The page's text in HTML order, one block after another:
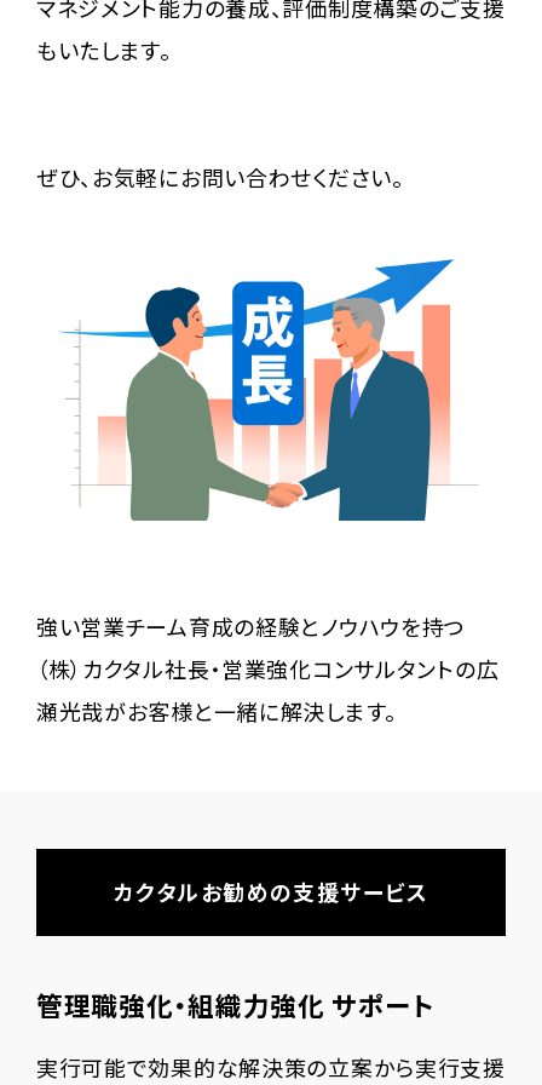
マネジメント能力の養成、評価制度構築のご支援
もいたします。
ぜひ、お気軽にお問い合わせください。
強い営業チーム育成の経験とノウハウを持つ
（株）カクタル社長・営業強化コンサルタントの広
瀬光哉がお客様と一緒に解決します。
カクタルお勧めの支援サービス
管理職強化・組織力強化 サポート
実行可能で効果的な解決策の立案から実行支援
ひろせ みつや
プロフィール
㈱カクタル 代表取締役社長
わる。SI営業及び拠店MGRを経験し、48歳で事
業部門の業績責任者である業種SI部門長に就
任。就任時に業種SI部門を収益No.1部門にする
会制度を立ち上げる。全国の多くのお客様にご加
るためには安定受注も必要と考え、営業活動に